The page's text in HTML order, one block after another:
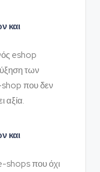
και
eshop
των
που δεν
αξία.
και
shops που όχι